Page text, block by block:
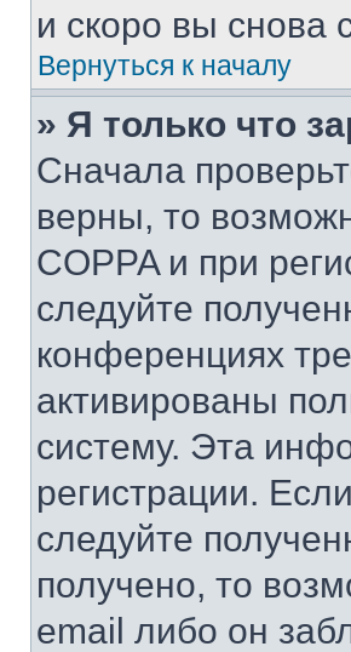
и скоро вы снова
Вернуться к началу
» Я только что
Сначала
верны, то
COPPA и при
следуйте
конференциях
активированы
систему. Эта
регистрации.
следуйте
получено, то
email либо он